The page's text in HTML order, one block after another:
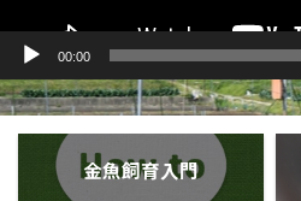
00:00
金魚飼育入門